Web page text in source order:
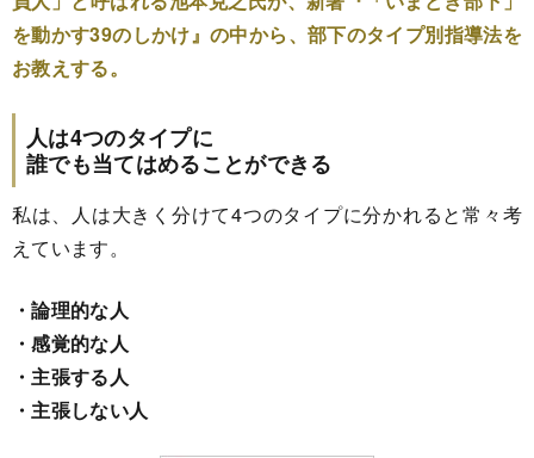
を動かす39のしかけ』の中から、部下のタイプ別指導法を
お教えする。
人は4つのタイプに
誰でも当てはめることができる
私は、人は大きく分けて4つのタイプに分かれると常々考
えています。
・論理的な人
・感覚的な人
・主張する人
・主張しない人